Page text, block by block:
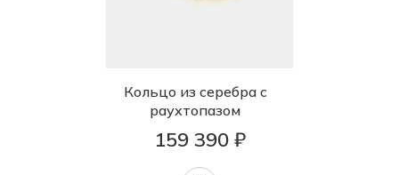
Кольцо из серебра с
раухтопазом
159 390 ₽